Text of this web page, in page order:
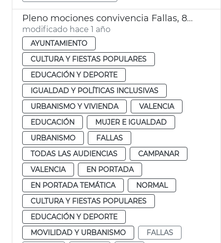
Pleno mociones convivencia Fallas, 8M y consulta lengua
modificado hace 1 año
AYUNTAMIENTO
CULTURA Y FIESTAS POPULARES
EDUCACIÓN Y DEPORTE
IGUALDAD Y POLÍTICAS INCLUSIVAS
URBANISMO Y VIVIENDA
VALENCIA
EDUCACIÓN
MUJER E IGUALDAD
URBANISMO
FALLAS
TODAS LAS AUDIENCIAS
CAMPANAR
VALENCIA
EN PORTADA
EN PORTADA TEMÁTICA
NORMAL
CULTURA Y FIESTAS POPULARES
EDUCACIÓN Y DEPORTE
MOVILIDAD Y URBANISMO
FALLAS